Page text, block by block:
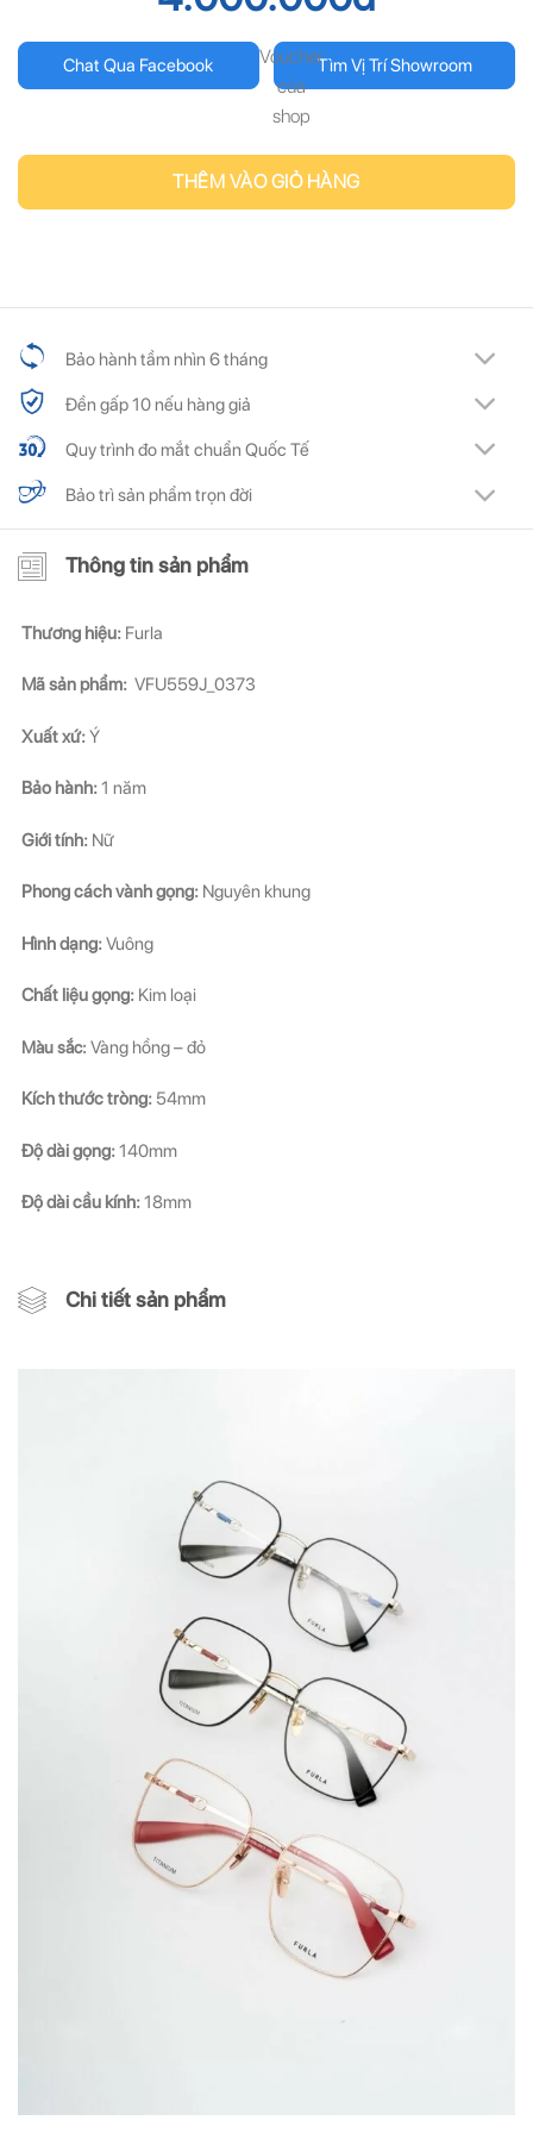
Chat Qua Facebook Tìm Vị Trí Showroom
Voucher
của
shop
THÊM VÀO GIỎ HÀNG
Bảo hành tầm nhìn 6 tháng
Đền gấp 10 nếu hàng giả
Quy trình đo mắt chuẩn Quốc Tế
Bảo trì sản phẩm trọn đời
Thông tin sản phẩm
Thương hiệu: Furla
Mã sản phẩm: VFU559J_0373
Xuất xứ:Ý
Bảo hành:1 năm
Giới tính: Nữ
Phong cách vành gọng: Nguyên khung
Hình dạng:Vuông
Chất liệu gọng: Kim loại
Màu sắc: Vàng hồng – đỏ
Kích thước tròng: 54mm
Độ dài gọng:140mm
Độ dài cầu kính:18mm
Chi tiết sản phẩm
ĐĂNG KÝ
ĐĂNG KÝ